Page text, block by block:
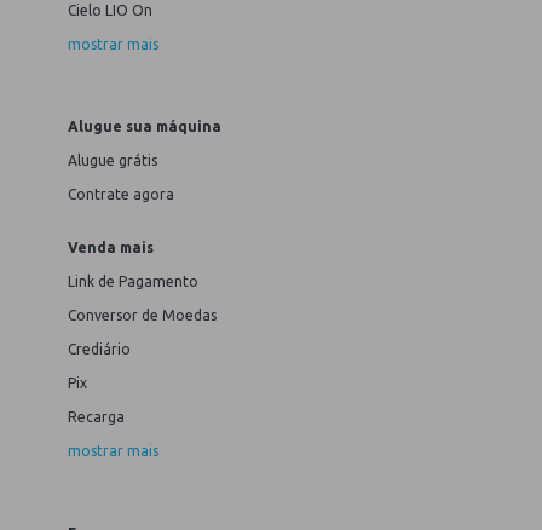
Cielo LIO On
mostrar mais
Alugue sua máquina
Alugue grátis
Contrate agora
Venda mais
Link de Pagamento
Conversor de Moedas
Crediário
Pix
Recarga
mostrar mais